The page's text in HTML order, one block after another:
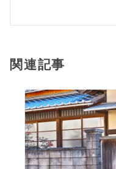
ー
ョ
ン
関連記事